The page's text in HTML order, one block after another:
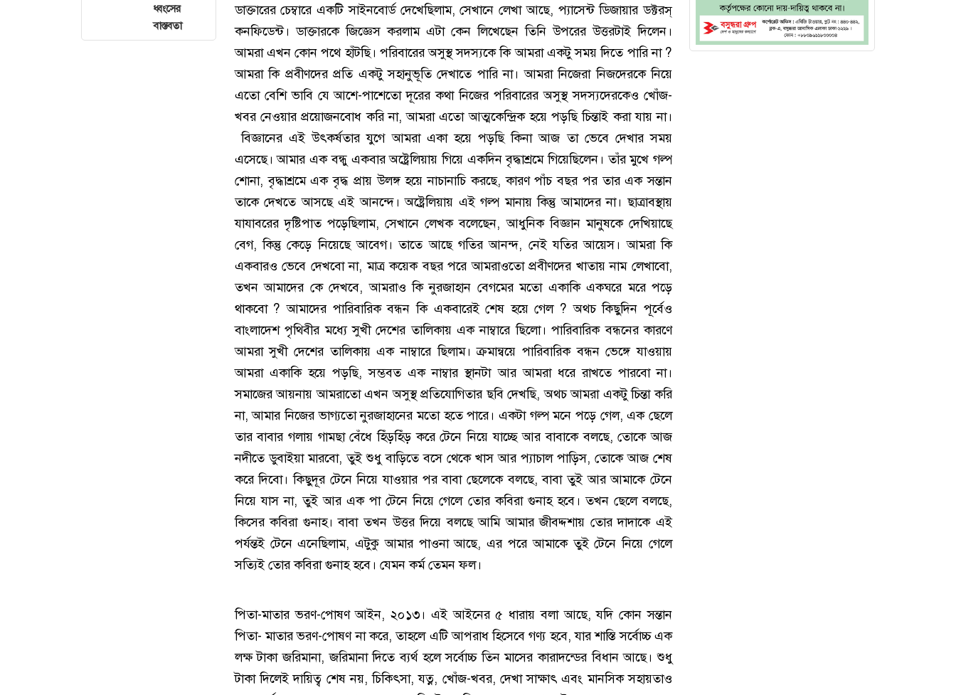
ধ্বংসের
বাস্তবতা
ডাক্তারের চেম্বারে একটি সাইনবোর্ড দেখেছিলাম, সেখানে লেখা আছে, প্যাসেন্ট ডিজায়ার ডক্টরস্
কনফিডেন্ট। ডাক্তারকে জিজ্ঞেস করলাম এটা কেন লিখেছেন তিনি উপরের উত্তরটাই দিলেন।
আমরা এখন কোন পথে হাঁটছি। পরিবারের অসুস্থ সদস্যকে কি আমরা একটু সময় দিতে পারি না ?
আমরা কি প্রবীণদের প্রতি একটু সহানুভূতি দেখাতে পারি না। আমরা নিজেরা নিজদেরকে নিয়ে
এতো বেশি ভাবি যে আশে-পাশেতো দূরের কথা নিজের পরিবারের অসুস্থ সদস্যদেরকেও খোঁজ-
খবর নেওয়ার প্রয়োজনবোধ করি না, আমরা এতো আত্মকেন্দ্রিক হয়ে পড়ছি চিন্তাই করা যায় না।
বিজ্ঞানের এই উৎকর্ষতার যুগে আমরা একা হয়ে পড়ছি কিনা আজ তা ভেবে দেখার সময়
এসেছে। আমার এক বন্ধু একবার অষ্ট্রেলিয়ায় গিয়ে একদিন বৃদ্ধাশ্রমে গিয়েছিলেন। তাঁর মুখে গল্প
শোনা, বৃদ্ধাশ্রমে এক বৃদ্ধ প্রায় উলঙ্গ হয়ে নাচানাচি করছে, কারণ পাঁচ বছর পর তার এক সন্তান
তাকে দেখতে আসছে এই আনন্দে। অষ্ট্রেলিয়ায় এই গল্প মানায় কিন্তু আমাদের না। ছাত্রাবস্থায়
যাযাবরের দৃষ্টিপাত পড়েছিলাম, সেখানে লেখক বলেছেন, আধুনিক বিজ্ঞান মানুষকে দেখিয়াছে
বেগ, কিন্তু কেড়ে নিয়েছে আবেগ। তাতে আছে গতির আনন্দ, নেই যতির আয়েস। আমরা কি
একবারও ভেবে দেখবো না, মাত্র কয়েক বছর পরে আমরাওতো প্রবীণদের খাতায় নাম লেখাবো,
তখন আমাদের কে দেখবে, আমরাও কি নুরজাহান বেগমের মতো একাকি একঘরে মরে পড়ে
থাকবো ? আমাদের পারিবারিক বন্ধন কি একবারেই শেষ হয়ে গেল ? অথচ কিছুদিন পূর্বেও
বাংলাদেশ পৃথিবীর মধ্যে সুখী দেশের তালিকায় এক নাম্বারে ছিলো। পারিবারিক বন্ধনের কারণে
আমরা সুখী দেশের তালিকায় এক নাম্বারে ছিলাম। ক্রমান্বয়ে পারিবারিক বন্ধন ভেঙ্গে যাওয়ায়
আমরা একাকি হয়ে পড়ছি, সম্ভবত এক নাম্বার স্থানটা আর আমরা ধরে রাখতে পারবো না।
সমাজের আয়নায় আমরাতো এখন অসুস্থ প্রতিযোগিতার ছবি দেখছি, অথচ আমরা একটু চিন্তা করি
না, আমার নিজের ভাগ্যতো নুরজাহানের মতো হতে পারে। একটা গল্প মনে পড়ে গেল, এক ছেলে
তার বাবার গলায় গামছা বেঁধে হিঁড়হিঁড় করে টেনে নিয়ে যাচ্ছে আর বাবাকে বলছে, তোকে আজ
নদীতে ডুবাইয়া মারবো, তুই শুধু বাড়িতে বসে থেকে খাস আর প্যাচাল পাড়িস, তোকে আজ শেষ
করে দিবো। কিছুদূর টেনে নিয়ে যাওয়ার পর বাবা ছেলেকে বলছে, বাবা তুই আর আমাকে টেনে
নিয়ে যাস না, তুই আর এক পা টেনে নিয়ে গেলে তোর কবিরা গুনাহ হবে। তখন ছেলে বলছে,
কিসের কবিরা গুনাহ। বাবা তখন উত্তর দিয়ে বলছে আমি আমার জীবদ্দশায় তোর দাদাকে এই
পর্যন্তই টেনে এনেছিলাম, এটুকু আমার পাওনা আছে, এর পরে আমাকে তুই টেনে নিয়ে গেলে
সত্যিই তোর কবিরা গুনাহ হবে। যেমন কর্ম তেমন ফল।
পিতা-মাতার ভরণ-পোষণ আইন, ২০১৩। এই আইনের ৫ ধারায় বলা আছে, যদি কোন সন্তান
পিতা- মাতার ভরণ-পোষণ না করে, তাহলে এটি আপরাধ হিসেবে গণ্য হবে, যার শাস্তি সর্বোচ্চ এক
লক্ষ টাকা জরিমানা, জরিমানা দিতে ব্যর্থ হলে সর্বোচ্চ তিন মাসের কারাদন্ডের বিধান আছে। শুধু
টাকা দিলেই দায়িত্ব শেষ নয়, চিকিৎসা, যত্ন, খোঁজ-খবর, দেখা সাক্ষাৎ এবং মানসিক সহায়তাও